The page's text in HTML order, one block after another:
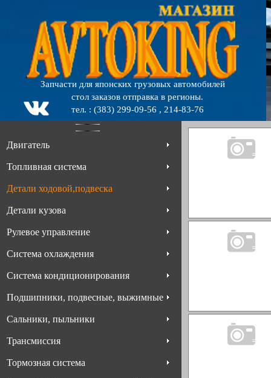
Запчасти для японских грузовых автомобилей
стол заказов отправка в регионы.
тел. : (383) 299-09-56 , 214-83-76
Двигатель
Топливная система
Детали ходовой,подвеска
Детали кузова
Рулевое управление
Система охлаждения
Система кондиционирования
Подшипники, подвесные, выжимные
Сальники, пыльники
Трансмиссия
Тормозная система